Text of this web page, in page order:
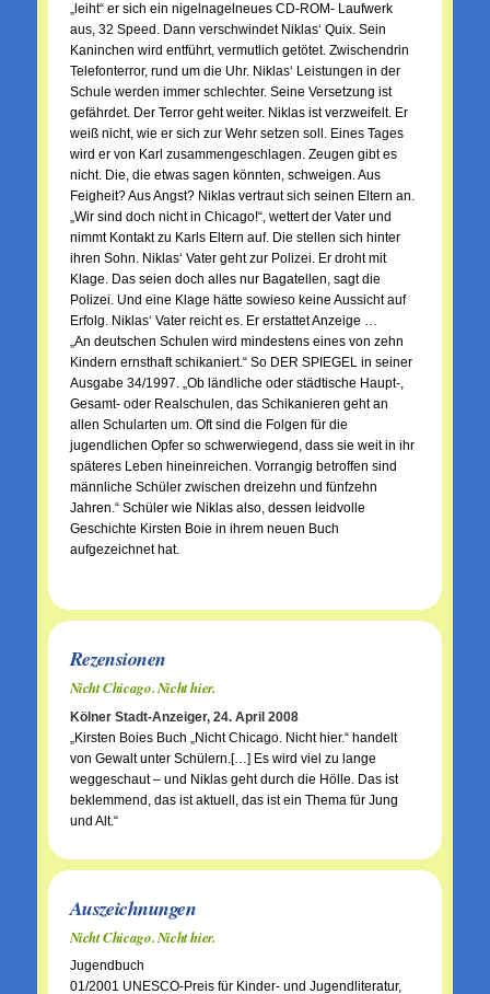
„leiht“ er sich ein nigelnagelneues CD-ROM- Laufwerk
aus, 32 Speed. Dann verschwindet Niklas‘ Quix. Sein
Kaninchen wird entführt, vermutlich getötet. Zwischendrin
Telefonterror, rund um die Uhr. Niklas‘ Leistungen in der
Schule werden immer schlechter. Seine Versetzung ist
gefährdet. Der Terror geht weiter. Niklas ist verzweifelt. Er
weiß nicht, wie er sich zur Wehr setzen soll. Eines Tages
wird er von Karl zusammengeschlagen. Zeugen gibt es
nicht. Die, die etwas sagen könnten, schweigen. Aus
Feigheit? Aus Angst? Niklas vertraut sich seinen Eltern an.
„Wir sind doch nicht in Chicago!“, wettert der Vater und
nimmt Kontakt zu Karls Eltern auf. Die stellen sich hinter
ihren Sohn. Niklas‘ Vater geht zur Polizei. Er droht mit
Klage. Das seien doch alles nur Bagatellen, sagt die
Polizei. Und eine Klage hätte sowieso keine Aussicht auf
Erfolg. Niklas‘ Vater reicht es. Er erstattet Anzeige …
„An deutschen Schulen wird mindestens eines von zehn
Kindern ernsthaft schikaniert.“ So DER SPIEGEL in seiner
Ausgabe 34/1997. „Ob ländliche oder städtische Haupt-,
Gesamt- oder Realschulen, das Schikanieren geht an
allen Schularten um. Oft sind die Folgen für die
jugendlichen Opfer so schwerwiegend, dass sie weit in ihr
späteres Leben hineinreichen. Vorrangig betroffen sind
männliche Schüler zwischen dreizehn und fünfzehn
Jahren.“ Schüler wie Niklas also, dessen leidvolle
Geschichte Kirsten Boie in ihrem neuen Buch
aufgezeichnet hat.
Rezensionen
Nicht Chicago. Nicht hier.
Kölner Stadt-Anzeiger, 24. April 2008
„Kirsten Boies Buch „Nicht Chicago. Nicht hier.“ handelt
von Gewalt unter Schülern.[…] Es wird viel zu lange
weggeschaut – und Niklas geht durch die Hölle. Das ist
beklemmend, das ist aktuell, das ist ein Thema für Jung
und Alt.“
Auszeichnungen
Nicht Chicago. Nicht hier.
Jugendbuch
01/2001 UNESCO-Preis für Kinder- und Jugendliteratur,